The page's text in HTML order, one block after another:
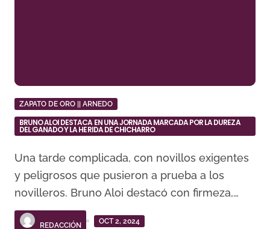
ZAPATO DE ORO || ARNEDO
BRUNO ALOI DESTACA EN UNA JORNADA MARCADA POR LA DUREZA
DEL GANADO Y LA HERIDA DE CHICHARRO
Una tarde complicada, con novillos exigentes
y peligrosos que pusieron a prueba a los
novilleros. Bruno Aloi destacó con firmeza,…
REDACCIÓN
OCT 2, 2024